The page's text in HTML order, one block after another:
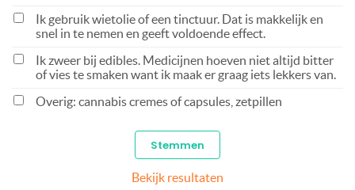
Ik gebruik wietolie of een tinctuur. Dat is makkelijk en
snel in te nemen en geeft voldoende effect.
Ik zweer bij edibles. Medicijnen hoeven niet altijd bitter
of vies te smaken want ik maak er graag iets lekkers van.
Overig: cannabis cremes of capsules, zetpillen
Bekijk resultaten